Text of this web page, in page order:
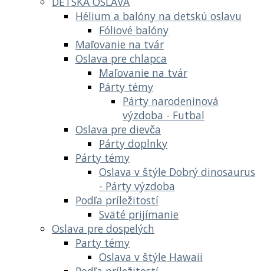
Hélium a balóny na detskú oslavu
Fóliové balóny
Maľovanie na tvár
Oslava pre chlapca
Maľovanie na tvár
Párty témy
Párty narodeninová
výzdoba - Futbal
Oslava pre dievča
Párty doplnky
Párty témy
Oslava v štýle Dobrý dinosaurus
- Párty výzdoba
Podľa príležitostí
Sväté prijímanie
Oslava pre dospelých
Party témy
Oslava v štýle Hawaii